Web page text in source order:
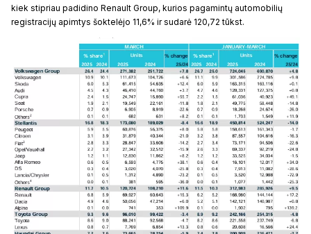
kiek stipriau padidino Renault Group, kurios pagamintų automobilių
registracijų apimtys šoktelėjo 11,6% ir sudarė 120,72 tūkst.